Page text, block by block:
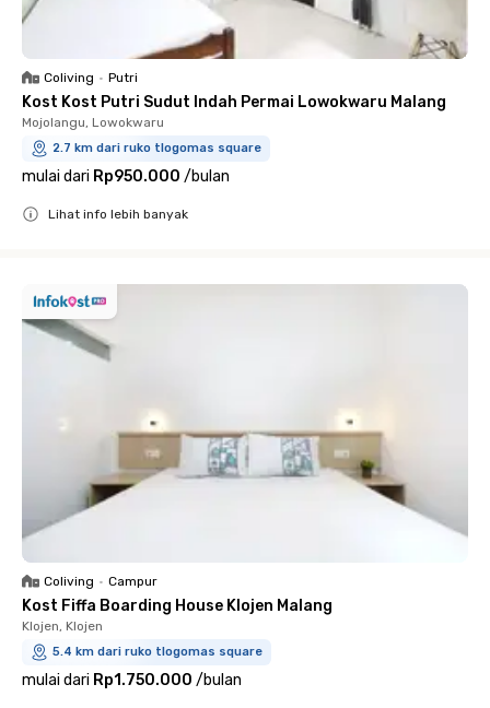
Coliving • Putri
Kost Kost Putri Sudut Indah Permai Lowokwaru Malang
Mojolangu, Lowokwaru
2.7 km dari ruko tlogomas square
mulai dari Rp950.000 /bulan
Lihat info lebih banyak
Coliving • Campur
Kost Fiffa Boarding House Klojen Malang
Klojen, Klojen
5.4 km dari ruko tlogomas square
mulai dari Rp1.750.000 /bulan